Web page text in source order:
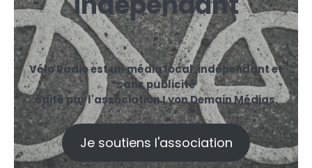
Vélo Radio est un média local, indépendant et
sans publicité
édité par l'association Lyon Demain Médias.
Je soutiens l'association